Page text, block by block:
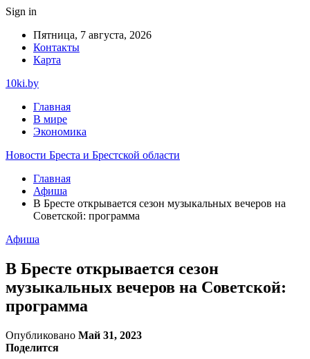
Sign in
Пятница, 7 августа, 2026
Контакты
Карта
10ki.by
Главная
В мире
Экономика
Новости Бреста и Брестской области
Главная
Афиша
В Бресте открывается сезон музыкальных вечеров на
Советской: программа
Афиша
В Бресте открывается сезон
музыкальных вечеров на Советской:
программа
Опубликовано Май 31, 2023
Поделится